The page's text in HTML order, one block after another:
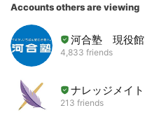
Accounts others are viewing
河合塾 現役館
4,833 friends
ナレッジメイト
213 friends